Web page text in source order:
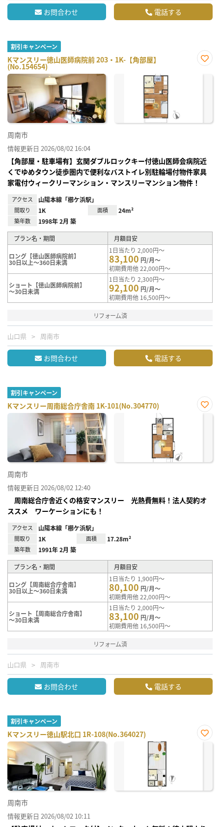
お問合わせ 電話する
割引キャンペーン
Kマンスリー徳山医師病院前 203・1K-【角部屋】
(No.154654)
に入
周南市
情報更新日 2026/08/02 16:04
【角部屋・駐車場有】玄関ダブルロックキー付徳山医師会病院近
くでゆめタウン徒歩圏内で便利なバストイレ別駐輪場付物件家具
家電付ウィークリーマンション・マンスリーマンション物件！
アクセス 山陽本線「櫛ケ浜駅」
間取り 1K 面積 24m²
築年数 1998年 2月 築
プラン名・期間 月額目安
ロング【徳山医師病院前】
30日以上～360日未満
1日当たり 2,000円～
83,100 円/月～
初期費用他 22,000円～
ショート【徳山医師病院前】
～30日未満
1日当たり 2,300円～
92,100 円/月～
初期費用他 16,500円～
リフォーム済
山口県 周南市
お問合わせ 電話する
割引キャンペーン
Kマンスリー周南総合庁舎南 1K-101(No.304770)
お気
周南市
情報更新日 2026/08/02 12:40
周南総合庁舎近くの格安マンスリー 光熱費無料！法人契約オ
ススメ ワーケーションにも！
アクセス 山陽本線「櫛ケ浜駅」
間取り 1K 面積 17.28m²
築年数 1991年 2月 築
プラン名・期間 月額目安
ロング【周南総合庁舎南】
30日以上～360日未満
1日当たり 1,900円～
80,100 円/月～
初期費用他 22,000円～
ショート【周南総合庁舎南】
～30日未満
1日当たり 2,000円～
83,100 円/月～
初期費用他 16,500円～
リフォーム済
山口県 周南市
お問合わせ 電話する
割引キャンペーン
Kマンスリー徳山駅北口 1R-108(No.364027)
お気
周南市
情報更新日 2026/08/02 10:11